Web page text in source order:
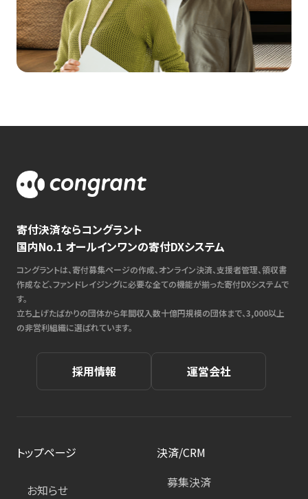
寄付決済ならコングラント
国内No.1 オールインワンの寄付DXシステム
コングラントは、寄付募集ページの作成、オンライン決済、支援者管理、領収書
作成など、ファンドレイジングに必要な全ての機能が揃った寄付DXシステムで
す。
立ち上げたばかりの団体から年間収入数十億円規模の団体まで、3,000以上
の非営利組織に選ばれています。
採用情報 運営会社
トップページ
お知らせ
決済/CRM
募集決済